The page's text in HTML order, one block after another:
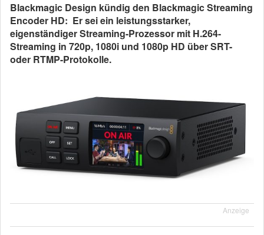
Blackmagic Design kündig den Blackmagic Streaming
Encoder HD: Er sei ein leistungsstarker,
eigenständiger Streaming-Prozessor mit H.264-
Streaming in 720p, 1080i und 1080p HD über SRT-
oder RTMP-Protokolle.
Anzeige